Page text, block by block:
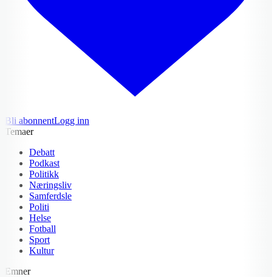
Bli abonnentLogg inn
Temaer
Debatt
Podkast
Politikk
Næringsliv
Samferdsle
Politi
Helse
Fotball
Sport
Kultur
Emner